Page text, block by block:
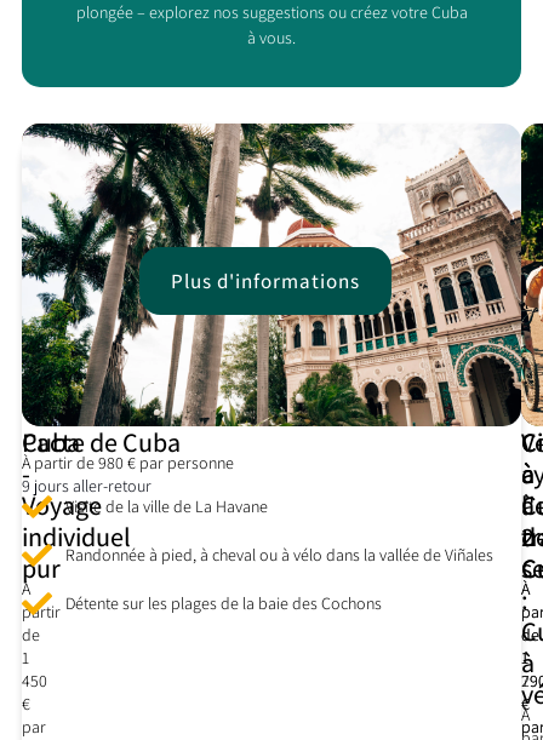
plongée – explorez nos suggestions ou créez votre Cuba
à vous.
Plus
d'informations
Cuba
-
Voyage
individuel
pur
À
partir
de
1
450
€
par
Plus d'informations
Pacte de Cuba
À partir de 980 € par personne
9 jours aller-retour
Visite de la ville de La Havane
Randonnée à pied, à cheval ou à vélo dans la vallée de Viñales
Détente sur les plages de la baie des Cochons
à
2
À
de
1
€
à
À
de
1
€
à
:
à
À